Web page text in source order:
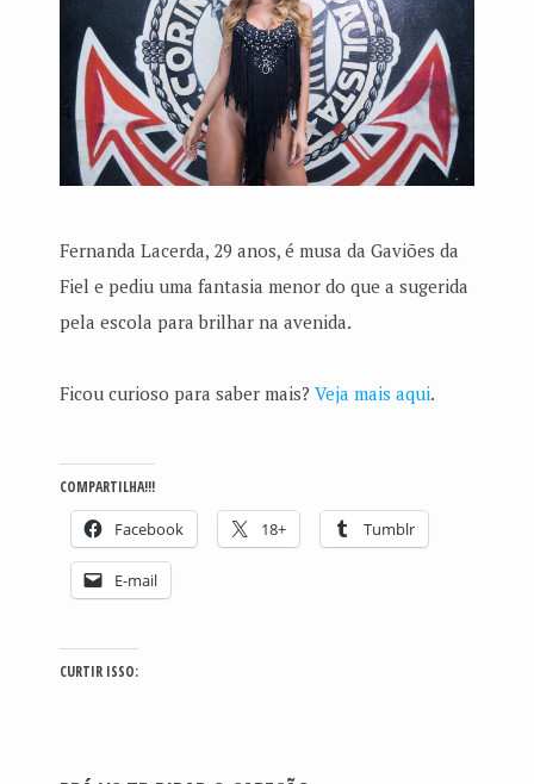
Fernanda Lacerda, 29 anos, é musa da Gaviões da
Fiel e pediu uma fantasia menor do que a sugerida
pela escola para brilhar na avenida.
Ficou curioso para saber mais? Veja mais aqui.
COMPARTILHA!!!
Facebook 18+ Tumblr
E-mail
CURTIR ISSO: